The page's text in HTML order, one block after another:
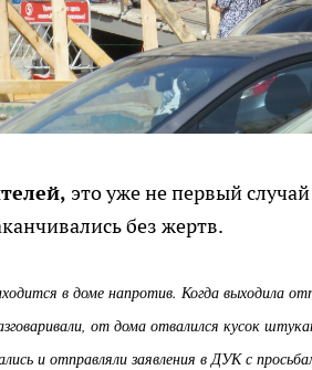
это уже не первый
без жертв.
в доме напротив. Когда выходила
от дома отвалился кусок
и отправляли заявления в ДУК с